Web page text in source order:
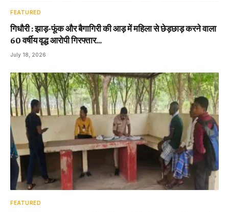
FEATURED
गिधौरी : झाड़-फूंक और बैगागिरी की आड़ में महिला से छेड़छाड़ करने वाला
60 वर्षीय वृद्ध आरोपी गिरफ्तार…
July 18, 2026
FEATURED